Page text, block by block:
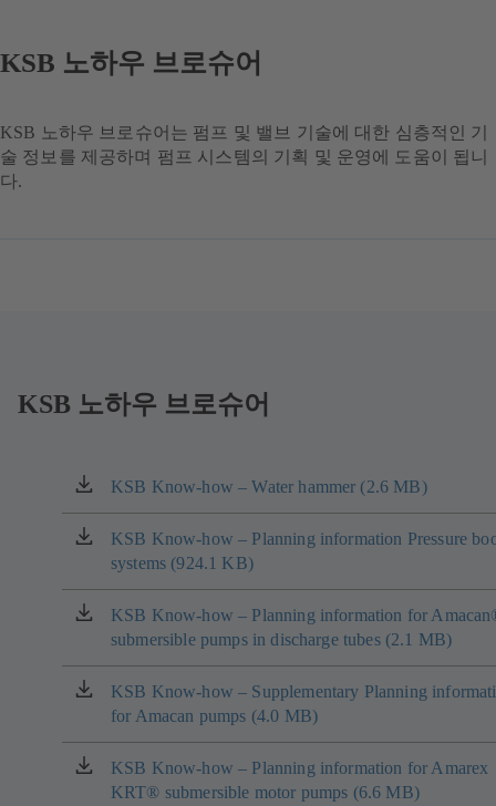
KSB 노하우 브로슈어
KSB 노하우 브로슈어는 펌프 및 밸브 기술에 대한 심층적인 기
술 정보를 제공하며 펌프 시스템의 기획 및 운영에 도움이 됩니
다.
KSB 노하우 브로슈어
KSB Know-how – Water hammer (2.6 MB)
(새
탭
에
서
림)
KSB Know-how – Planning information Pressure
systems (924.1 KB)
(새
탭
에
서
열
KSB Know-how – Planning information for
submersible pumps in discharge tubes (2.1 MB)
(새
탭
에
서
열
KSB Know-how – Supplementary Planning
for Amacan pumps (4.0 MB)
(새
탭
에
서
열
KSB Know-how – Planning information for Amarex
KRT® submersible motor pumps (6.6 MB)
(새
탭